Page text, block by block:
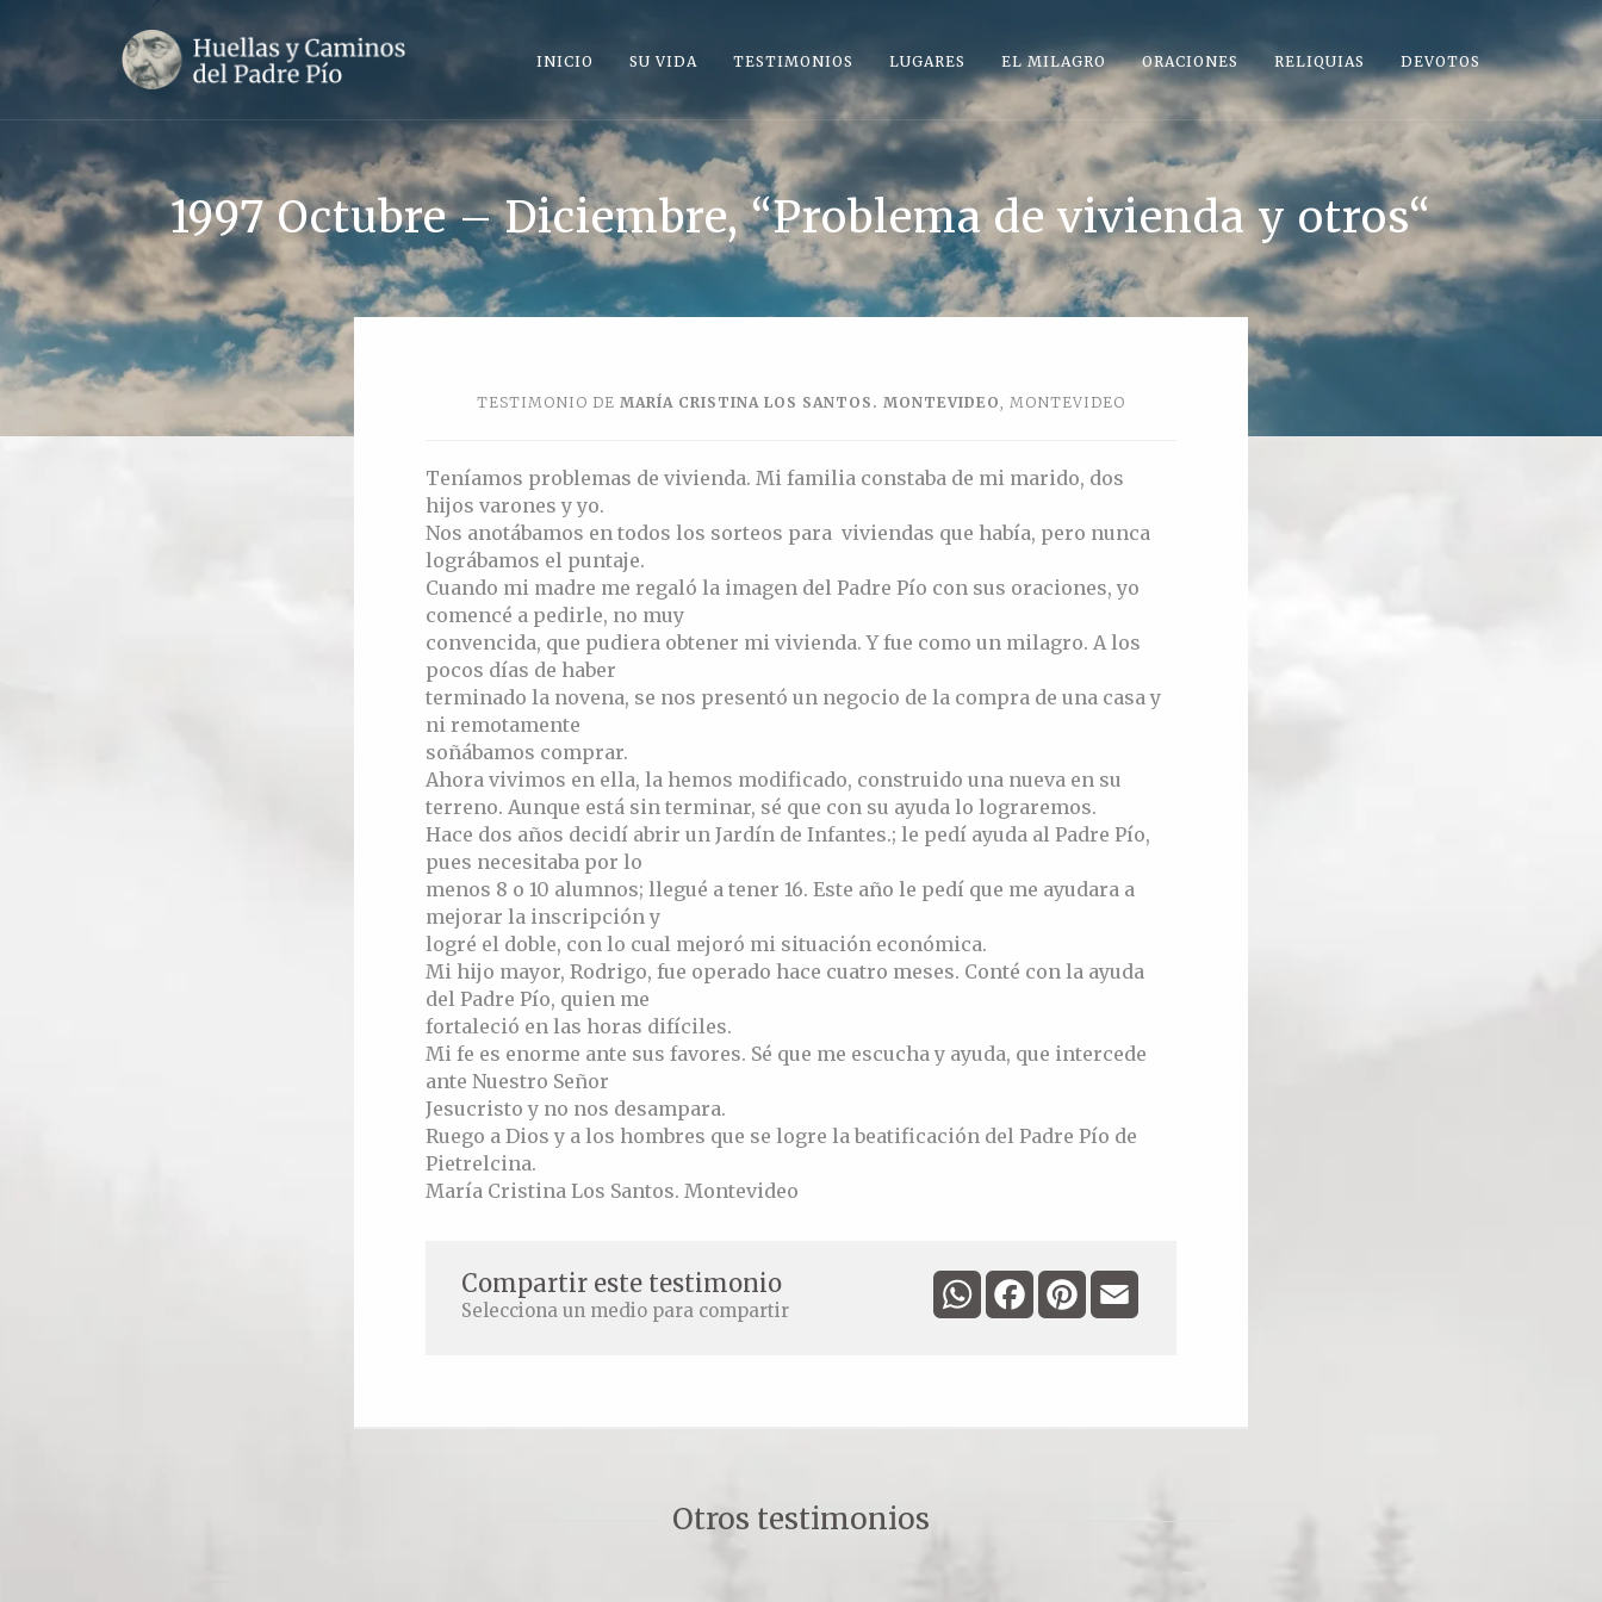
INICIO SU VIDA TESTIMONIOS LUGARES EL MILAGRO ORACIONES RELIQUIAS DEVOTOS
1997 Octubre – Diciembre, “Problema de vivienda y otros“
TESTIMONIO DE MARÍA CRISTINA LOS SANTOS. MONTEVIDEO, MONTEVIDEO
Teníamos problemas de vivienda. Mi familia constaba de mi marido, dos
hijos varones y yo.
Nos anotábamos en todos los sorteos para viviendas que había, pero nunca
lográbamos el puntaje.
Cuando mi madre me regaló la imagen del Padre Pío con sus oraciones, yo
comencé a pedirle, no muy
convencida, que pudiera obtener mi vivienda. Y fue como un milagro. A los
pocos días de haber
terminado la novena, se nos presentó un negocio de la compra de una casa y
ni remotamente
soñábamos comprar.
Ahora vivimos en ella, la hemos modificado, construido una nueva en su
terreno. Aunque está sin terminar, sé que con su ayuda lo lograremos.
Hace dos años decidí abrir un Jardín de Infantes.; le pedí ayuda al Padre Pío,
pues necesitaba por lo
menos 8 o 10 alumnos; llegué a tener 16. Este año le pedí que me ayudara a
mejorar la inscripción y
logré el doble, con lo cual mejoró mi situación económica.
Mi hijo mayor, Rodrigo, fue operado hace cuatro meses. Conté con la ayuda
del Padre Pío, quien me
fortaleció en las horas difíciles.
Mi fe es enorme ante sus favores. Sé que me escucha y ayuda, que intercede
ante Nuestro Señor
Jesucristo y no nos desampara.
Ruego a Dios y a los hombres que se logre la beatificación del Padre Pío de
Pietrelcina.
María Cristina Los Santos. Montevideo
Compartir este testimonio
Selecciona un medio para compartir
WhatsAppFacebookPinterest
Otros testimonios